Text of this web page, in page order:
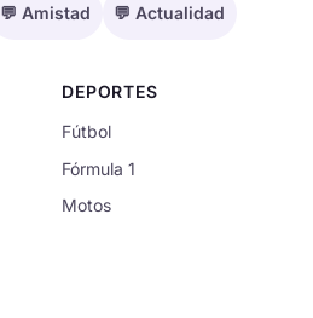
💬 Amistad 💬 Actualidad
DEPORTES
Fútbol
Fórmula 1
Motos